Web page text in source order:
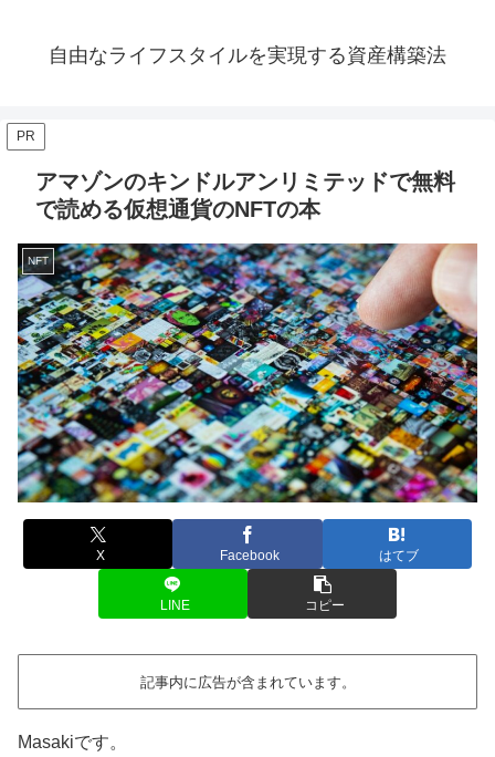
自由なライフスタイルを実現する資産構築法
PR
アマゾンのキンドルアンリミテッドで無料
で読める仮想通貨のNFTの本
NFT
X Facebook はてブ
LINE コピー
記事内に広告が含まれています。
Masakiです。